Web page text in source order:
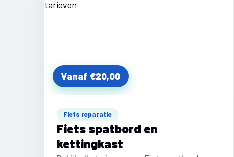
Vanaf €20,00
Fiets reparatie
Fiets spatbord en
kettingkast